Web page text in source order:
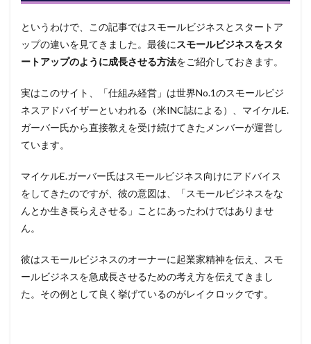
というわけで、この記事ではスモールビジネスとスタートア
ップの違いを見てきました。最後に スモールビジネスをスタ
ートアップのように成長させる方法をご紹介しておきます。
実はこのサイト、「仕組み経営」は世界No.1のスモールビジ
ネスアドバイザーといわれる（米INC誌による）、マイケルE.
ガーバー氏から直接教えを受け続けてきたメンバーが運営し
ています。
マイケルE.ガーバー氏はスモールビジネス向けにアドバイス
をしてきたのですが、彼の意図は、「スモールビジネスをな
んとか生き長らえさせる」ことにあったわけではありませ
ん。
彼はスモールビジネスのオーナーに起業家精神を伝え、スモ
ールビジネスを急成長させるための考え方を伝えてきまし
た。その例として良く挙げているのがレイクロックです。